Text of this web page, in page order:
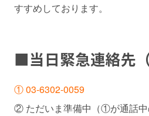
すすめしております。
■当日緊急連絡先
① 03-6302-0059
② ただいま準備中（①が通話中